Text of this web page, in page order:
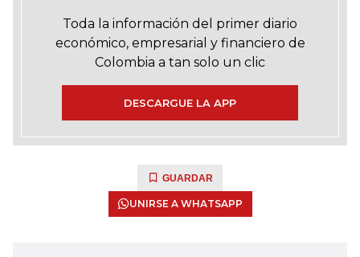
Toda la información del primer diario
económico, empresarial y financiero de
Colombia a tan solo un clic
DESCARGUE LA APP
GUARDAR
UNIRSE A WHATSAPP